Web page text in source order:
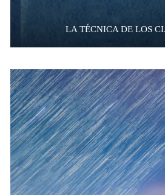
LA TÉCNICA DE LOS